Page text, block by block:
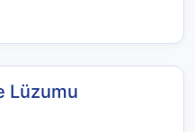
Lüzumu